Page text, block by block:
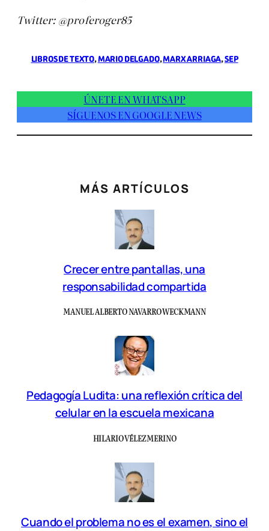
Twitter: @proferoger85
LIBROS DE TEXTO, MARIO DELGADO, MARX ARRIAGA, SEP
ÚNETE EN WHATSAPP
SÍGUENOS EN GOOGLE NEWS
MÁS ARTÍCULOS
Crecer entre pantallas, una
responsabilidad compartida
MANUEL ALBERTO NAVARRO WECKMANN
Pedagogía Ludita: una reflexión crítica del
celular en la escuela mexicana
HILARIO VÉLEZ MERINO
Cuando el problema no es el examen, sino el